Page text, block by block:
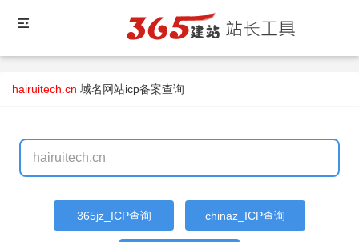
hairuitech.cn 域名网站icp备案查询
365jz_ICP查询 chinaz_ICP查询